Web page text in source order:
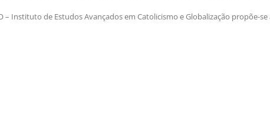
Instituto de Estudos Avançados em Catolicismo e Globalização propõe-